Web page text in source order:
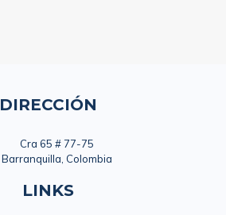
DIRECCIÓN
Cra 65 # 77-75
Barranquilla, Colombia
LINKS